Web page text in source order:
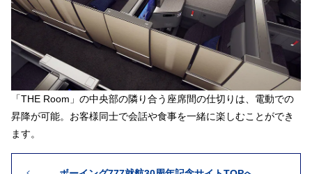
「THE Room」の中央部の隣り合う座席間の仕切りは、電動での
昇降が可能。お客様同士で会話や食事を一緒に楽しむことができ
ます。